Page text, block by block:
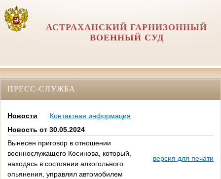
АСТРАХАНСКИЙ ГАРНИЗОННЫЙ
ВОЕННЫЙ СУД
ПРЕСС-СЛУЖБА
Новости
Контактная информация
Новость от 30.05.2024
Вынесен приговор в отношении
военнослужащего Косинова, который,
находясь в состоянии алкогольного
опьянения, управлял автомобилем
версия для печати